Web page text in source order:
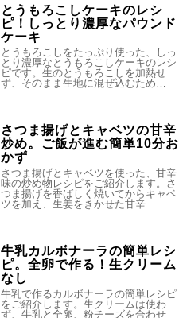
とうもろこしケーキのレシ
ピ！しっとり濃厚なパウンド
ケーキ
とうもろこしをたっぷり使った、しっ
とり濃厚なとうもろこしケーキのレシ
ピです。生のとうもろこしを加熱せ
ず、そのまま生地に混ぜ込むため…
さつま揚げとキャベツの甘辛
炒め。ご飯が進む簡単10分お
かず
さつま揚げとキャベツを使った、甘辛
味の炒め物レシピをご紹介します。さ
つま揚げを香ばしく焼いてからキャベ
ツを加え、生姜をきかせた甘辛…
牛乳カルボナーラの簡単レシ
ピ。全卵で作る！生クリーム
なし
牛乳で作るカルボナーラの簡単レシピ
をご紹介します。生クリームは使わ
ず、牛乳と全卵、粉チーズを合わせ